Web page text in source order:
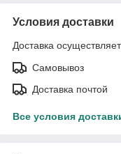
Условия доставки
Доставка
Самовывоз
Доставка почтой
Все условия